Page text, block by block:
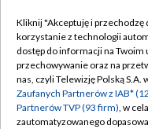
Abonament TVP
Emisja w TVP
Centrum informacji
Kliknij "Akceptuję i przechodzę
korzystanie z technologii
dostęp do informacji na
przechowywanie oraz na
nas, czyli Telewizję Polską S.A.
Zaufanych Partnerów z IAB*
Partnerów TVP (93 firm), w
zautomatyzowanego